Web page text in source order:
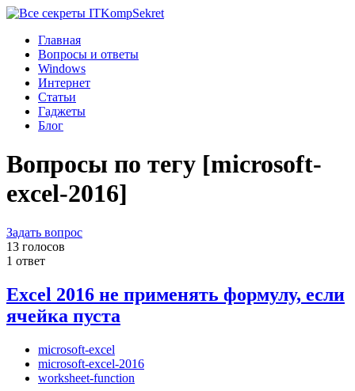
KompSekret
Главная
Вопросы и ответы
Windows
Интернет
Статьи
Гаджеты
Блог
Вопросы по тегу [microsoft-
excel-2016]
Задать вопрос
13 голосов
1 ответ
Excel 2016 не применять формулу, если
ячейка пуста
microsoft-excel
microsoft-excel-2016
worksheet-function